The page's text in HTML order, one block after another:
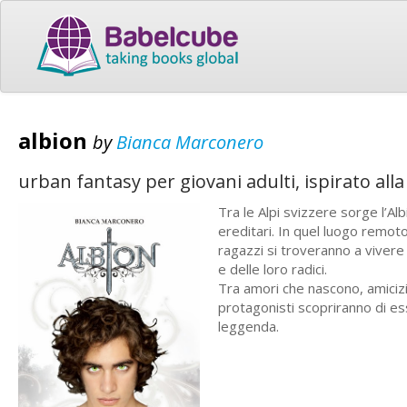
albion byBianca Marconero
urban fantasy per giovani adulti, ispirato
Tra le Alpi svizzere sorge
ereditari. In quel luogo
ragazzi si troveranno a
e delle loro radici.
Tra amori che nascono,
protagonisti scopriranno di
leggenda.